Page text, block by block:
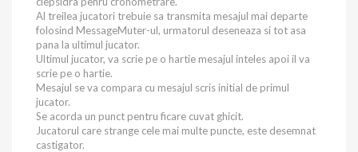
Al treilea jucatori trebuie sa transmita mesajul mai departe
folosind MessageMuter-ul, urmatorul deseneaza si tot asa
pana la ultimul jucator.
Ultimul jucator, va scrie pe o hartie mesajul inteles apoi il va
scrie pe o hartie.
Mesajul se va compara cu mesajul scris initial de primul
jucator.
Se acorda un punct pentru ficare cuvat ghicit.
Jucatorul care strange cele mai multe puncte, este desemnat
castigator.